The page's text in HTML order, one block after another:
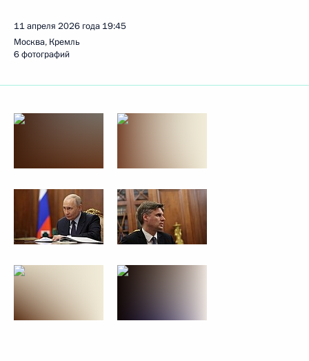
11 апреля 2026 года 19:45
Москва, Кремль
6 фотографий